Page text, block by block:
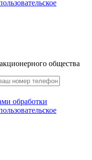
общества
обработки